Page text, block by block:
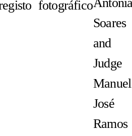
fotográfico
Soares
and
Judge
Manuel
José
Ramos